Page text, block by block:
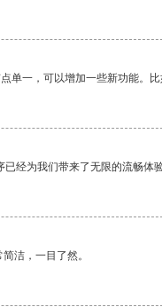
单一，可以增加一些新功能。
经为我们带来了无限的流畅体
洁，一目了然。